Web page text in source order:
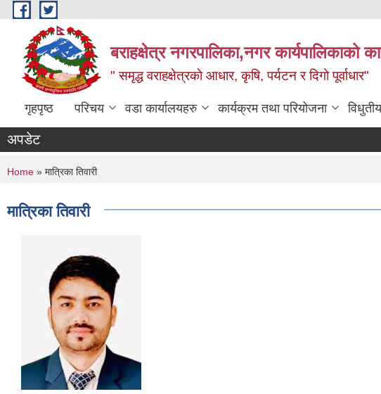
Skip to main content
बराहक्षेत्र नगरपालिका,नगर
" समृद्ध वराहक्षेत्रकाे आधार, कृषि, पर्यटन र दिगो पूर्वाधार"
गृहपृष्ठ परिचय वडा कार्यालयहरु कार्यक्रम तथा परियोजना
अपडेट
You are here
Home » मात्रिका तिवारी
मात्रिका तिवारी